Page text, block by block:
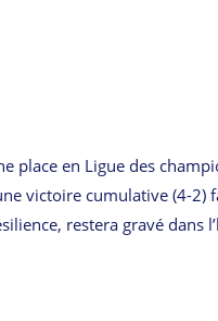
place en Ligue des
victoire cumulative (4-2)
restera gravé dans